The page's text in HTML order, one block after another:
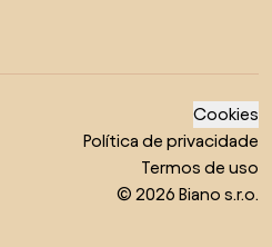
Cookies
Política de privacidade
Termos de uso
© 2026 Biano s.r.o.